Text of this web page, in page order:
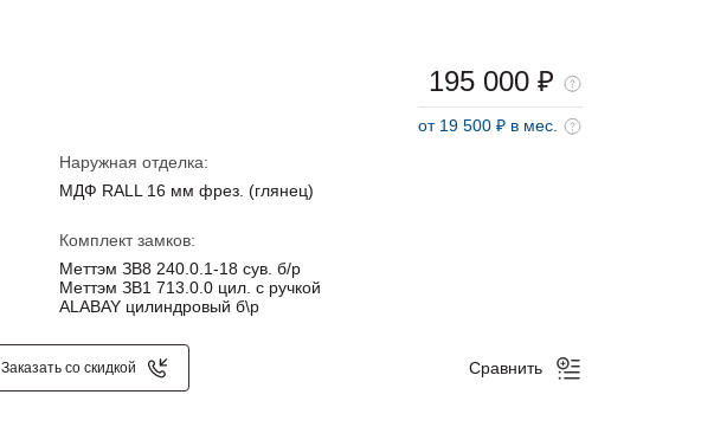
Наружная отделка:
МДФ RALL 16 мм фрез. (глянец)
Комплект замков:
Меттэм ЗВ8 240.0.1-18 сув. б/р
Меттэм ЗВ1 713.0.0 цил. с ручкой
ALABAY цилиндровый б\р
195 000 ₽
от 19 500 ₽ в мес.
Заказать со скидкой Сравнить